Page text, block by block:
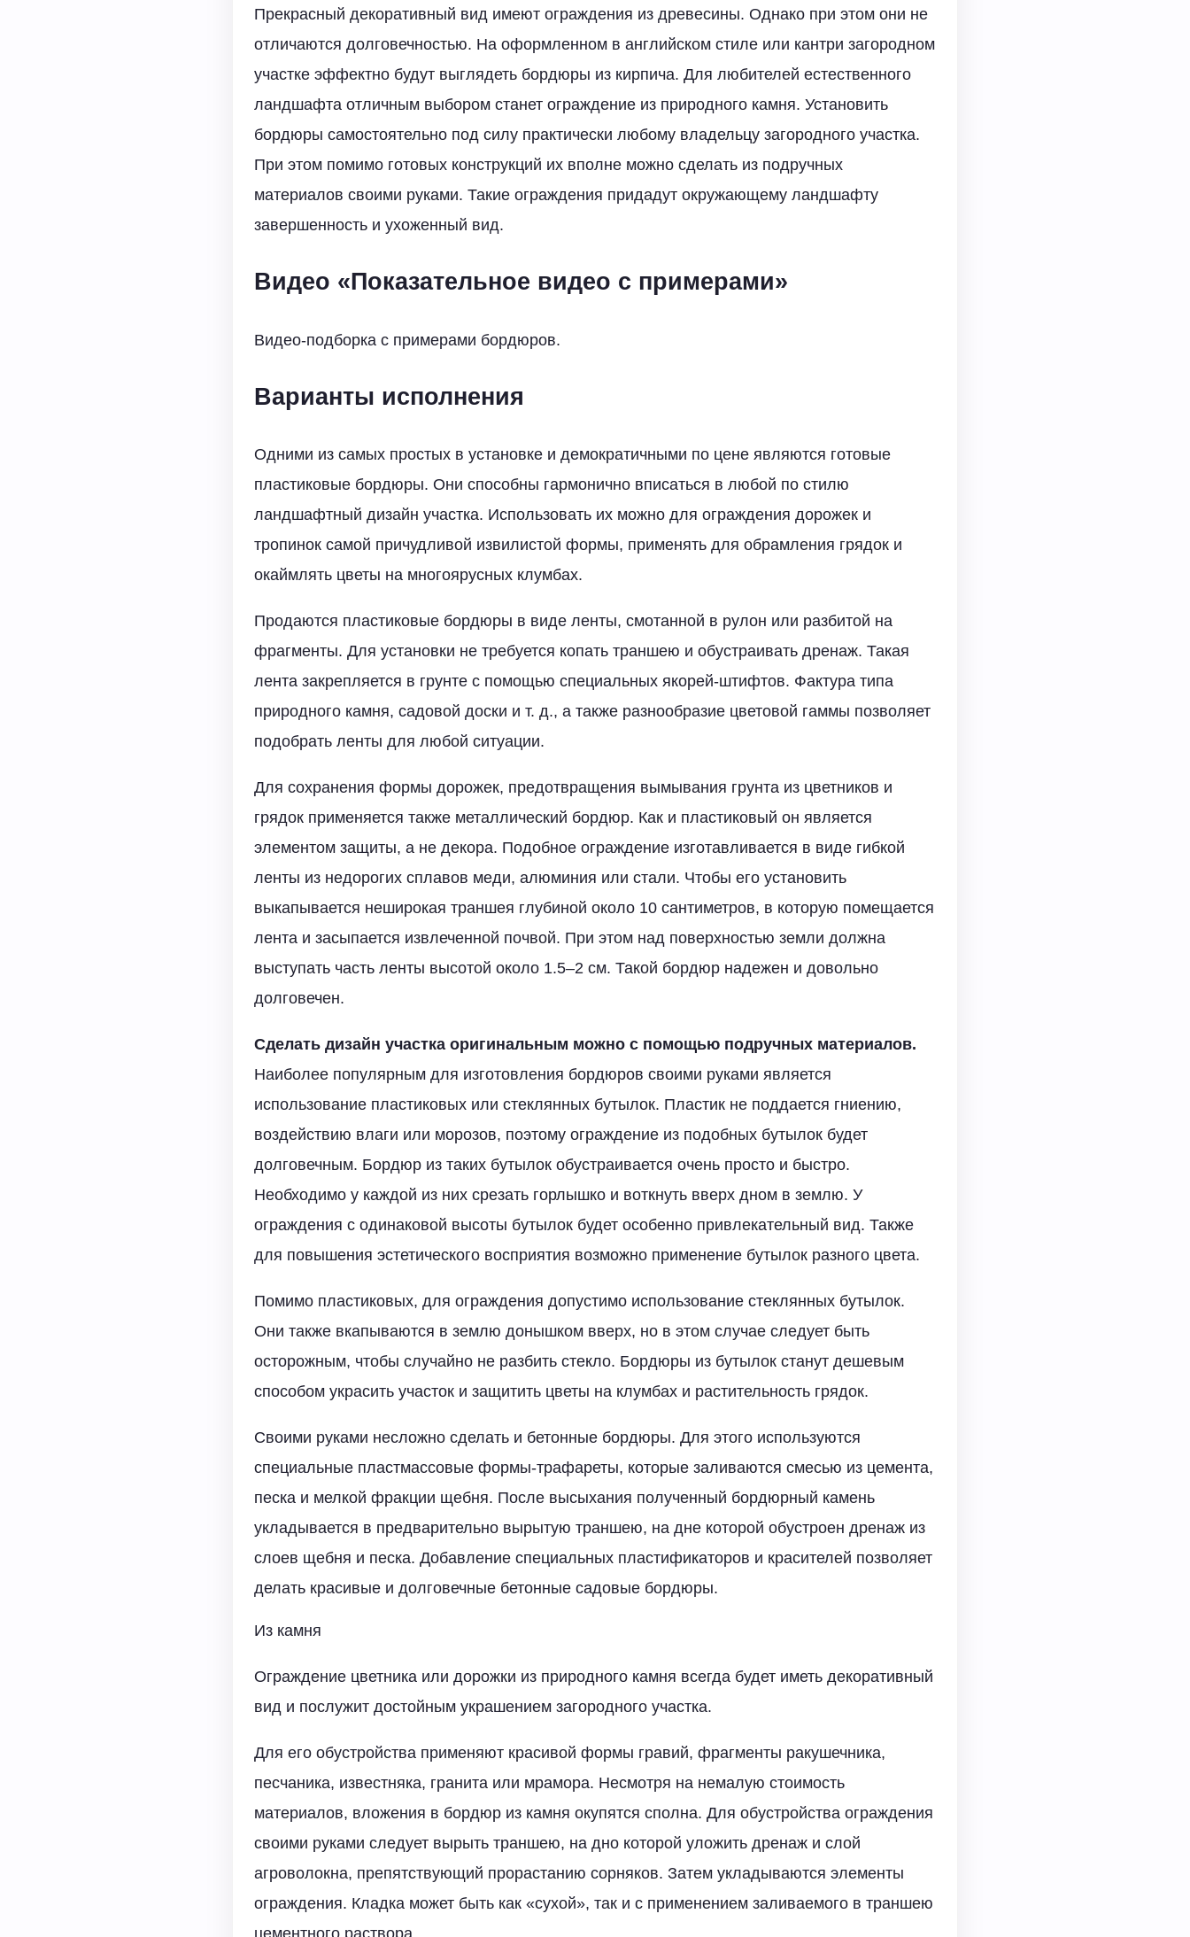
Прекрасный декоративный вид имеют ограждения из древесины. Однако при этом они не
отличаются долговечностью. На оформленном в английском стиле или кантри загородном
участке эффектно будут выглядеть бордюры из кирпича. Для любителей естественного
ландшафта отличным выбором станет ограждение из природного камня. Установить
бордюры самостоятельно под силу практически любому владельцу загородного участка.
При этом помимо готовых конструкций их вполне можно сделать из подручных
материалов своими руками. Такие ограждения придадут окружающему ландшафту
завершенность и ухоженный вид.
Видео «Показательное видео с примерами»
Видео-подборка с примерами бордюров.
Варианты исполнения
Одними из самых простых в установке и демократичными по цене являются готовые
пластиковые бордюры. Они способны гармонично вписаться в любой по стилю
ландшафтный дизайн участка. Использовать их можно для ограждения дорожек и
тропинок самой причудливой извилистой формы, применять для обрамления грядок и
окаймлять цветы на многоярусных клумбах.
Продаются пластиковые бордюры в виде ленты, смотанной в рулон или разбитой на
фрагменты. Для установки не требуется копать траншею и обустраивать дренаж. Такая
лента закрепляется в грунте с помощью специальных якорей-штифтов. Фактура типа
природного камня, садовой доски и т. д., а также разнообразие цветовой гаммы позволяет
подобрать ленты для любой ситуации.
Для сохранения формы дорожек, предотвращения вымывания грунта из цветников и
грядок применяется также металлический бордюр. Как и пластиковый он является
элементом защиты, а не декора. Подобное ограждение изготавливается в виде гибкой
ленты из недорогих сплавов меди, алюминия или стали. Чтобы его установить
выкапывается неширокая траншея глубиной около 10 сантиметров, в которую помещается
лента и засыпается извлеченной почвой. При этом над поверхностью земли должна
выступать часть ленты высотой около 1.5–2 см. Такой бордюр надежен и довольно
долговечен.
Сделать дизайн участка оригинальным можно с помощью подручных материалов.
Наиболее популярным для изготовления бордюров своими руками является
использование пластиковых или стеклянных бутылок. Пластик не поддается гниению,
воздействию влаги или морозов, поэтому ограждение из подобных бутылок будет
долговечным. Бордюр из таких бутылок обустраивается очень просто и быстро.
Необходимо у каждой из них срезать горлышко и воткнуть вверх дном в землю. У
ограждения с одинаковой высоты бутылок будет особенно привлекательный вид. Также
для повышения эстетического восприятия возможно применение бутылок разного цвета.
Помимо пластиковых, для ограждения допустимо использование стеклянных бутылок.
Они также вкапываются в землю донышком вверх, но в этом случае следует быть
осторожным, чтобы случайно не разбить стекло. Бордюры из бутылок станут дешевым
способом украсить участок и защитить цветы на клумбах и растительность грядок.
Своими руками несложно сделать и бетонные бордюры. Для этого используются
специальные пластмассовые формы-трафареты, которые заливаются смесью из цемента,
песка и мелкой фракции щебня. После высыхания полученный бордюрный камень
укладывается в предварительно вырытую траншею, на дне которой обустроен дренаж из
слоев щебня и песка. Добавление специальных пластификаторов и красителей позволяет
делать красивые и долговечные бетонные садовые бордюры.
Из камня
Ограждение цветника или дорожки из природного камня всегда будет иметь декоративный
вид и послужит достойным украшением загородного участка.
Для его обустройства применяют красивой формы гравий, фрагменты ракушечника,
песчаника, известняка, гранита или мрамора. Несмотря на немалую стоимость
материалов, вложения в бордюр из камня окупятся сполна. Для обустройства ограждения
своими руками следует вырыть траншею, на дно которой уложить дренаж и слой
агроволокна, препятствующий прорастанию сорняков. Затем укладываются элементы
ограждения. Кладка может быть как «сухой», так и с применением заливаемого в траншею